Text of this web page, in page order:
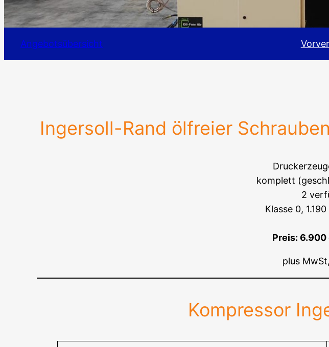
Angebotsübersicht
Ingersoll-Rand ölfreier
komplett
2
Klasse 0,
Preis: 6.900
plus
Kompressor